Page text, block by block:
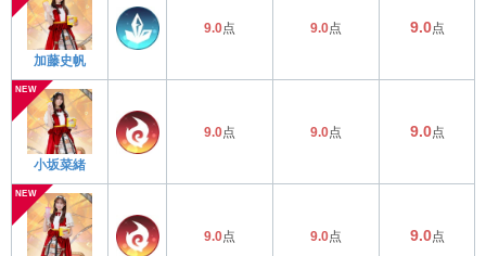
加藤史帆
9.0点 9.0点 9.0点
小坂菜緒
9.0点 9.0点 9.0点
9.0点 9.0点 9.0点